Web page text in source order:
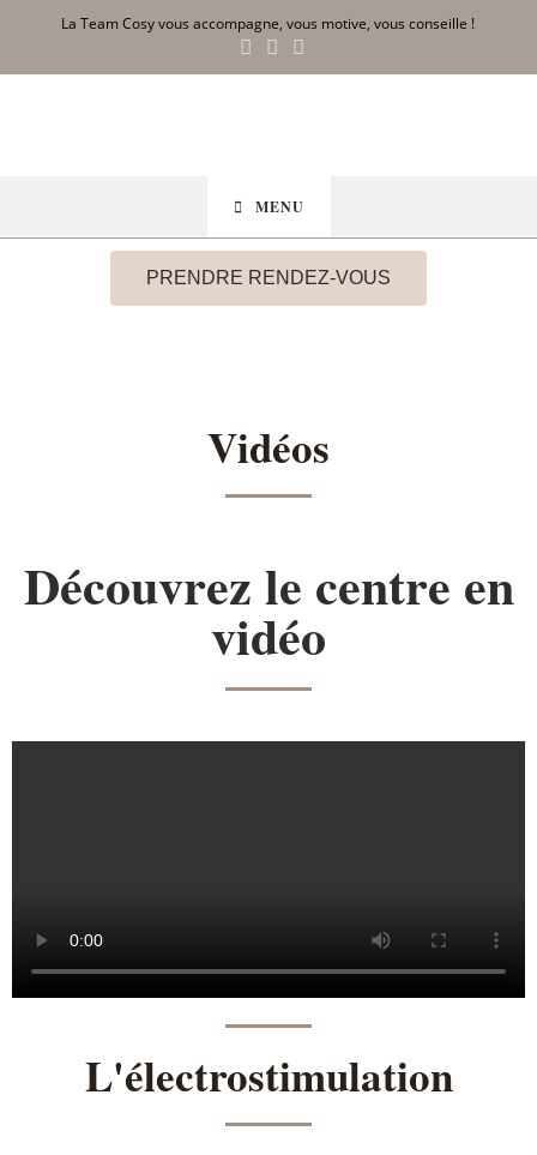
La Team Cosy vous accompagne, vous motive, vous conseille !
MENU
PRENDRE RENDEZ-VOUS
Vidéos
Découvrez le centre en
vidéo
L'électrostimulation